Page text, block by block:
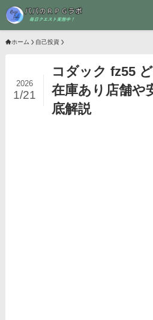
ホーム 自己投資
コダック fz55
在庫あり店舗や
底解説
2026
1/21